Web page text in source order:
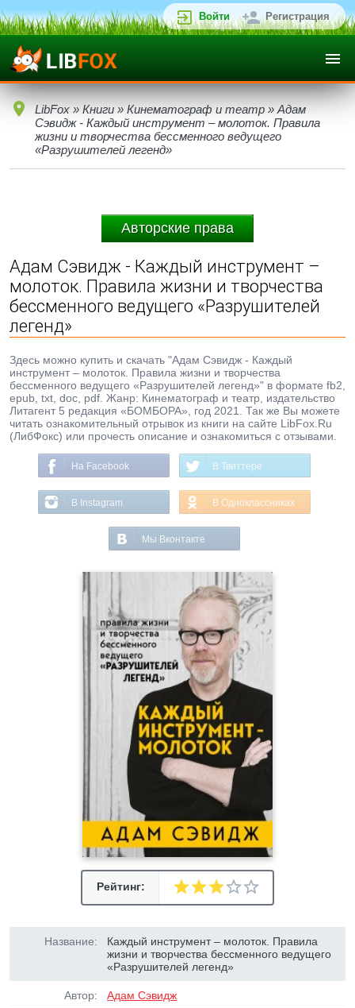
Войти Регистрация
LibFox » Книги » Кинематограф и театр » Адам
Сэвидж - Каждый инструмент – молоток. Правила
жизни и творчества бессменного ведущего
«Разрушителей легенд»
Авторские права
Адам Сэвидж - Каждый инструмент –
молоток. Правила жизни и творчества
бессменного ведущего «Разрушителей
легенд»
Здесь можно купить и скачать "Адам Сэвидж - Каждый
инструмент – молоток. Правила жизни и творчества
бессменного ведущего «Разрушителей легенд»" в формате fb2,
epub, txt, doc, pdf. Жанр: Кинематограф и театр, издательство
Литагент 5 редакция «БОМБОРА», год 2021. Так же Вы можете
читать ознакомительный отрывок из книги на сайте LibFox.Ru
(ЛибФокс) или прочесть описание и ознакомиться с отзывами.
На Facebook В Твиттере
В Instagram В Одноклассниках
Мы Вконтакте
Рейтинг:
Название:
Каждый инструмент – молоток. Правила
жизни и творчества бессменного ведущего
«Разрушителей легенд»
Автор: Адам Сэвидж